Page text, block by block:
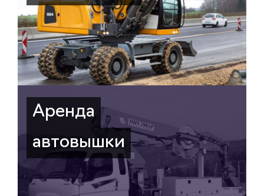
Аренда
автовышки